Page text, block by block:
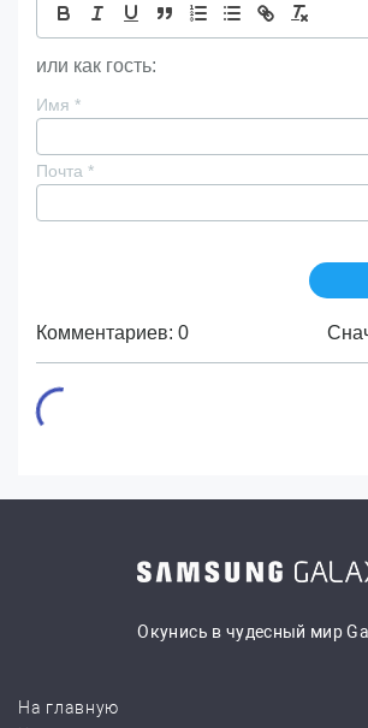
или как гость:
Имя *
Почта *
Комментариев: 0
Окунись в чудесный мир
На главную